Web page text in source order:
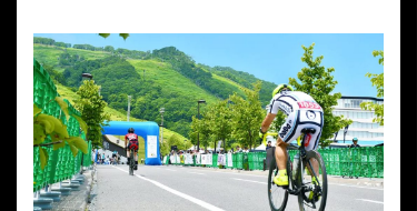
画・発案したサイクリングイベントが本イベントの発端とな
った。美しい里山の風景やアート作品、建築作品などを楽し
みながら自転車で巡るアートツアーでもある。ただ、ヒルク
ライム的に山の中を走行するので標高獲得は400m以上もあ
り、アップダウンは激しい。エイドステーションで振る舞わ
れる地元名産の蕎麦やおにぎり、トマト、漬物などを楽しみ
に参加するライダーも年々増えている。